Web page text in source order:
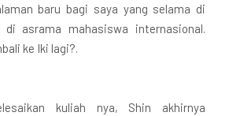
baru bagi saya yang selama di
di asrama mahasiswa internasional.
ke Iki lagi?.
kuliah nya, Shin akhirnya